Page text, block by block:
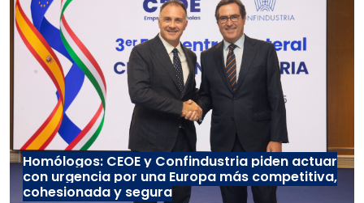
Homólogos: CEOE y Confindustria piden actuar
con urgencia por una Europa más competitiva,
cohesionada y segura